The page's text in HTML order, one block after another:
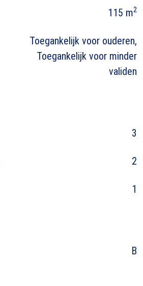
115 m2
Toegankelijk voor ouderen,
Toegankelijk voor minder
validen
3
2
1
B